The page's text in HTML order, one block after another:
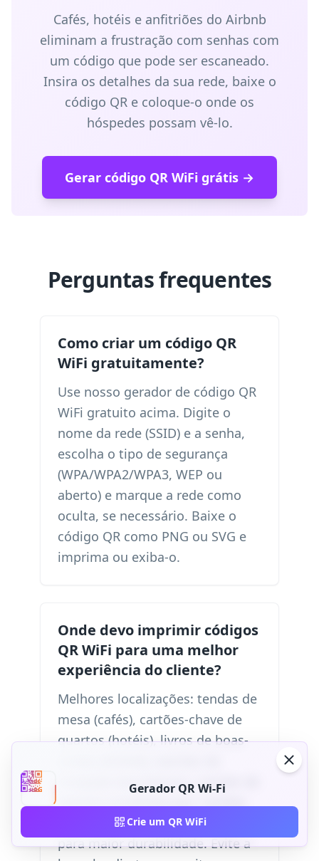
Cafés, hotéis e anfitriões do Airbnb
eliminam a frustração com senhas com
um código que pode ser escaneado.
Insira os detalhes da sua rede, baixe o
código QR e coloque-o onde os
hóspedes possam vê-lo.
Gerar código QR WiFi grátis →
Perguntas frequentes
Como criar um código QR
WiFi gratuitamente?
Use nosso gerador de código QR
WiFi gratuito acima. Digite o
nome da rede (SSID) e a senha,
escolha o tipo de segurança
(WPA/WPA2/WPA3, WEP ou
aberto) e marque a rede como
oculta, se necessário. Baixe o
código QR como PNG ou SVG e
imprima ou exiba-o.
Onde devo imprimir códigos
QR WiFi para uma melhor
experiência do cliente?
Melhores localizações: tendas de
mesa (cafés), cartões-chave de
quartos (hotéis), livros de boas-
recepção (escritórios), crachás de
eventos (conferências). Cartões
laminados funcionam muito bem
para maior durabilidade. Evite a
Gerador QR Wi-Fi
Crie um QR WiFi